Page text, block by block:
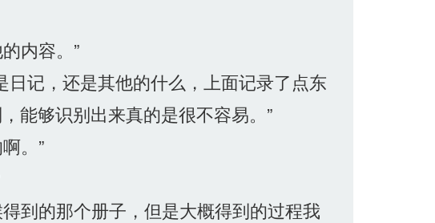
内容。”
记，还是其他的什么，上面记录了点东
能够识别出来真的是很不容易。”
。”
到的那个册子，但是大概得到的过程我